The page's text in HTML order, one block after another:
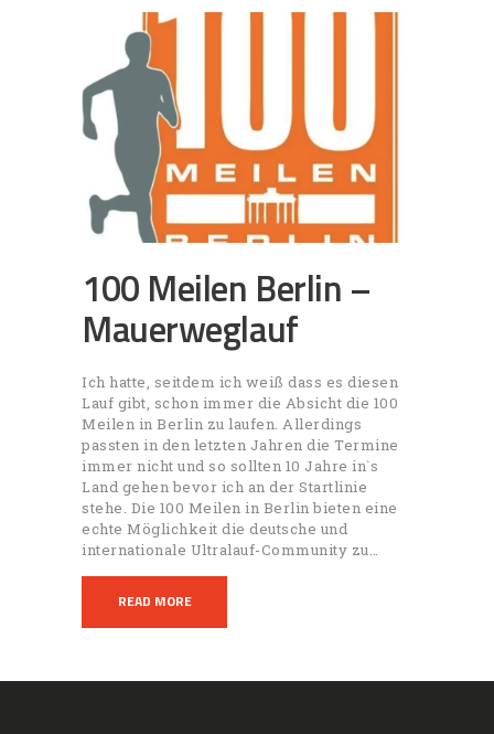
100 Meilen Berlin –
Mauerweglauf
Ich hatte, seitdem ich weiß dass es diesen
Lauf gibt, schon immer die Absicht die 100
Meilen in Berlin zu laufen. Allerdings
passten in den letzten Jahren die Termine
immer nicht und so sollten 10 Jahre in`s
Land gehen bevor ich an der Startlinie
stehe. Die 100 Meilen in Berlin bieten eine
echte Möglichkeit die deutsche und
internationale Ultralauf-Community zu…
READ MORE